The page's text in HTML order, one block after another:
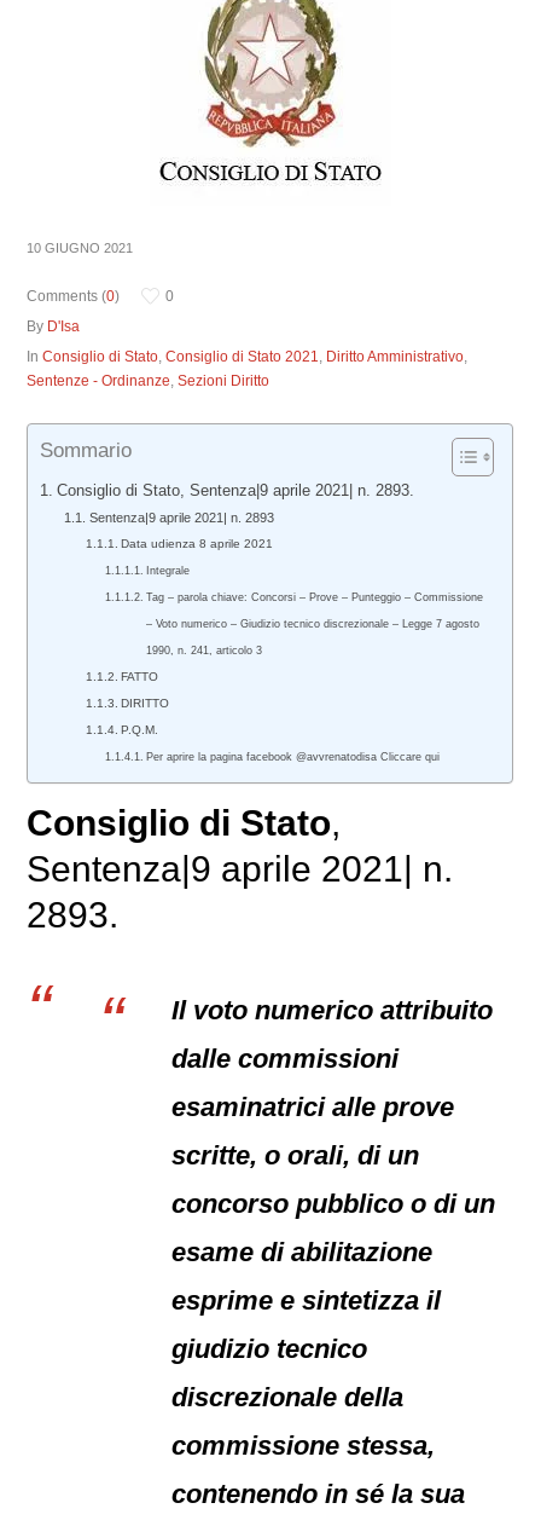
10 GIUGNO 2021
Comments (0)
0
By D'Isa
InConsiglio di Stato,Consiglio di Stato 2021, Diritto Amministrativo,
Sentenze - Ordinanze,Sezioni Diritto
Sommario
Consiglio di Stato, Sentenza|9 aprile 2021| n. 2893.
Sentenza|9 aprile 2021| n. 2893
Data udienza 8 aprile 2021
Integrale
Tag – parola chiave: Concorsi – Prove – Punteggio – Commissione
– Voto numerico – Giudizio tecnico discrezionale – Legge 7 agosto
1990, n. 241, articolo 3
FATTO
DIRITTO
P.Q.M.
Per aprire la pagina facebook @avvrenatodisa Cliccare qui
Consiglio di Stato,
Sentenza|9 aprile 2021| n.
2893.
Il voto numerico attribuito
dalle commissioni
esaminatrici alle prove
scritte, o orali, di un
concorso pubblico o di un
esame di abilitazione
esprime e sintetizza il
giudizio tecnico
discrezionale della
commissione stessa,
contenendo in sé la sua